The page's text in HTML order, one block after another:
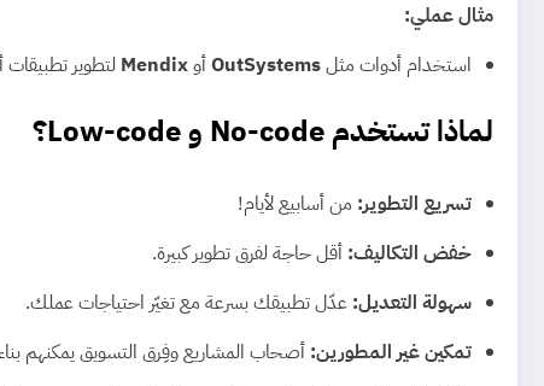
مثال عملي:
استخدام أدوات مثلOutSystemsأوMendix لتطوير
لماذا تستخدم No-code و Low-code؟
تسريع التطوير: من أسابيع لأيام!
خفض التكاليف: أقل حاجة لفرق تطوير كبيرة.
سهولة التعديل: عدّل تطبيقك بسرعة مع تغيّر احتياجات عملك.
تمكين غير المطورين: أصحاب المشاريع وفِرق التسويق يمكنهم